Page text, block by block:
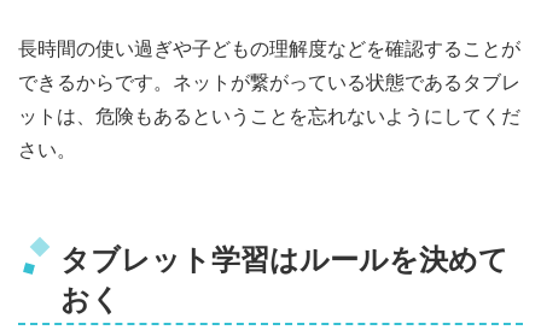
長時間の使い過ぎや子どもの理解度などを確認することが
できるからです。ネットが繋がっている状態であるタブレ
ットは、危険もあるということを忘れないようにしてくだ
さい。
タブレット学習はルールを決めて
おく